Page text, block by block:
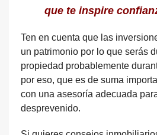
que te inspire
Ten en cuenta que las
un patrimonio por lo que serás
propiedad probablemente
por eso, que es de suma
con una asesoría adecuada
desprevenido.